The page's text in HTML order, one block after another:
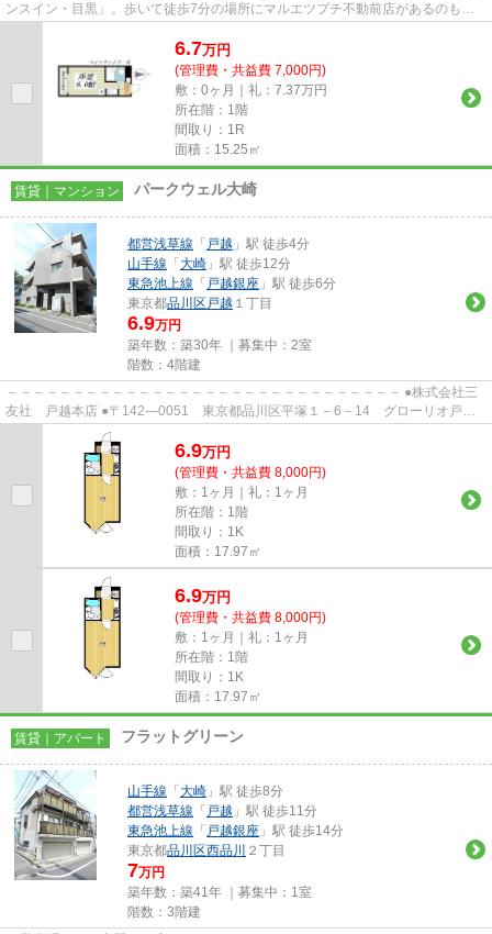
ンスイン・目黒」。歩いて徒歩7分の場所にマルエツプチ不動前店があるのもポ
6.7万円
(管理費・共益費 7,000円)
敷：0ヶ月｜礼：7.37万円
所在階：1階
間取り：1R
面積：15.25㎡
賃貸｜マンション パークウェル大崎
都営浅草線 「 戸越 」駅 徒歩4分
山手線 「 大崎 」駅 徒歩12分
東急池上線 「 戸越銀座 」駅 徒歩6分
東京都品川区 戸越 １丁目
6.9万円
築年数：築30年 ｜募集中： 2室
階数：4階建
－－－－－－－－－－－－－－－－－－－－－－－－－－－－－－ ●株式会社三
友社 戸越本店 ●〒142―0051 東京都品川区平塚１－6－14 グローリオ戸越
銀座1階 ●TEL：03-3783-1218...
6.9万円
(管理費・共益費 8,000円)
敷：1ヶ月｜礼：1ヶ月
所在階：1階
間取り：1K
面積：17.97㎡
6.9万円
(管理費・共益費 8,000円)
敷：1ヶ月｜礼：1ヶ月
所在階：1階
間取り：1K
面積：17.97㎡
賃貸｜アパート フラットグリーン
山手線 「 大崎 」駅 徒歩8分
都営浅草線 「 戸越 」駅 徒歩11分
東急池上線 「 戸越銀座 」駅 徒歩14分
東京都品川区西品川 ２丁目
7万円
築年数：築41年 ｜募集中： 1室
階数：3階建